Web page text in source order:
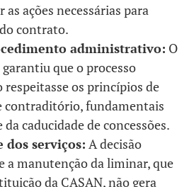
as ações necessárias para
contrato.
administrativo: O
que o processo
os princípios de
contraditório, fundamentais
caducidade de concessões.
serviços: A decisão
a manutenção da liminar, que
da CASAN, não gera